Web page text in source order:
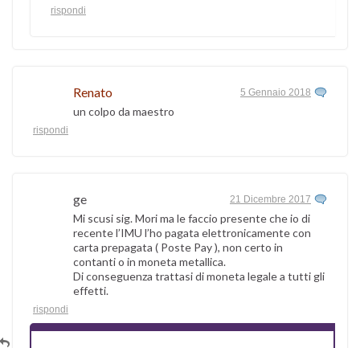
rispondi
Renato 5 Gennaio 2018
un colpo da maestro
rispondi
ge 21 Dicembre 2017
Mi scusi sig. Mori ma le faccio presente che io di
recente l’IMU l’ho pagata elettronicamente con
carta prepagata ( Poste Pay ), non certo in
contanti o in moneta metallica.
Di conseguenza trattasi di moneta legale a tutti gli
effetti.
rispondi